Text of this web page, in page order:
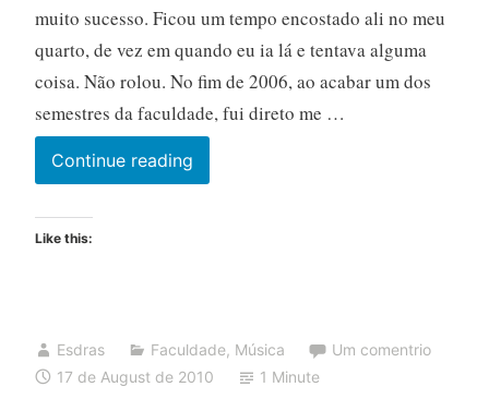
muito sucesso. Ficou um tempo encostado ali no meu
quarto, de vez em quando eu ia lá e tentava alguma
coisa. Não rolou. No fim de 2006, ao acabar um dos
semestres da faculdade, fui direto me …
Continue readingSerá
que
Like this:
Esdras Faculdade, Música
Um comentrio
17 de August de 2010
1 Minute